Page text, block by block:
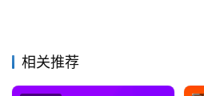
相关推荐